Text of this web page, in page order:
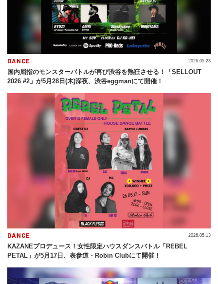
DANCE
国内屈指のモンスターバトルが再び渋谷を熱狂させる！「SELLOUT
2026 #2」が5月28日(木)深夜、渋谷eggmanにて開催！
2026.05.23
DANCE
KAZANEプロデュース！女性限定ハウスダンスバトル「REBEL
PETAL」が5月17日、表参道・Robin Clubにて開催！
2026.05.13